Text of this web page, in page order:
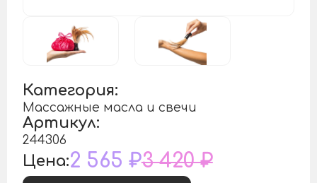
Категория:
Массажные масла и свечи
Артикул:
244306
Цена:2 565 ₽3 420 ₽